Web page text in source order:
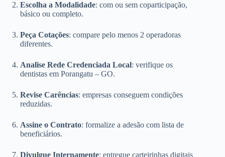
Escolha a Modalidade: com ou sem coparticipação,
básico ou completo.
Peça Cotações: compare pelo menos 2 operadoras
diferentes.
Analise Rede Credenciada Local: verifique os
dentistas em Porangatu – GO.
Revise Carências: empresas conseguem condições
reduzidas.
Assine o Contrato: formalize a adesão com lista de
beneficiários.
Divulgue Internamente: entregue carteirinhas digitais